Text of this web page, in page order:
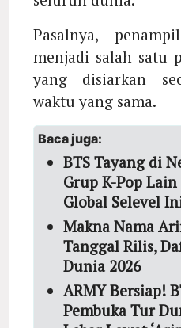
Pasalnya,
menjadi salah satu
yang disiarkan
waktu yang sama.
Baca juga:
BTS Tayang di
Grup K-Pop
Global Selevel
Makna Nama
Tanggal Rilis,
Dunia 2026
ARMY Bersiap!
Pembuka Tur